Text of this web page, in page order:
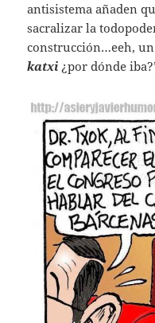
antisistema añaden
sacralizar la
construcción…eeh,
katxi ¿por dónde